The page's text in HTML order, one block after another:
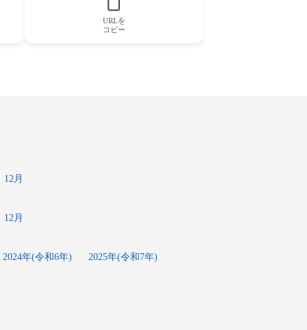
URLを
コピー
12月
12月
2024年(令和6年) 2025年(令和7年)